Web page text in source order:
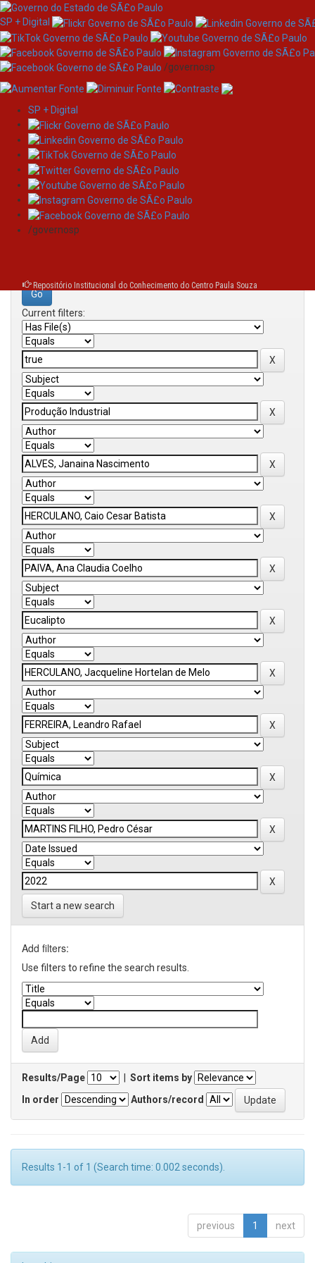
Skip
navigation
SP + Digital
/governosp
SP + Digital
/governosp
Repositório Institucional do Conhecimento do Centro Paula Souza
Search
Search:
Current filters:
Start a new search
Add filters:
Use filters to refine the search results.
Results/Page
Sort items by
In order
Authors/record
Results 1-1 of 1 (Search time: 0.002 seconds).
previous 1 next